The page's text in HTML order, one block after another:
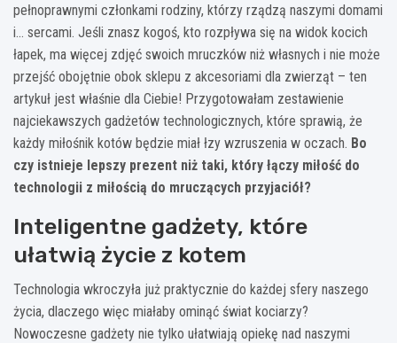
pełnoprawnymi członkami rodziny, którzy rządzą naszymi domami
i… sercami. Jeśli znasz kogoś, kto rozpływa się na widok kocich
łapek, ma więcej zdjęć swoich mruczków niż własnych i nie może
przejść obojętnie obok sklepu z akcesoriami dla zwierząt – ten
artykuł jest właśnie dla Ciebie! Przygotowałam zestawienie
najciekawszych gadżetów technologicznych, które sprawią, że
każdy miłośnik kotów będzie miał łzy wzruszenia w oczach. Bo
czy istnieje lepszy prezent niż taki, który łączy miłość do
technologii z miłością do mruczących przyjaciół?
Inteligentne gadżety, które
ułatwią życie z kotem
Technologia wkroczyła już praktycznie do każdej sfery naszego
życia, dlaczego więc miałaby ominąć świat kociarzy?
Nowoczesne gadżety nie tylko ułatwiają opiekę nad naszymi